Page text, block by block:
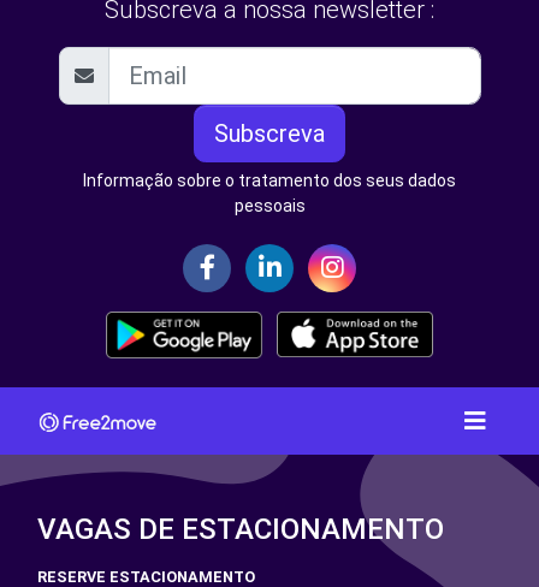
Subscreva a nossa newsletter :
Subscreva
Informação sobre o tratamento dos seus dados
pessoais
VAGAS DE ESTACIONAMENTO
RESERVE ESTACIONAMENTO